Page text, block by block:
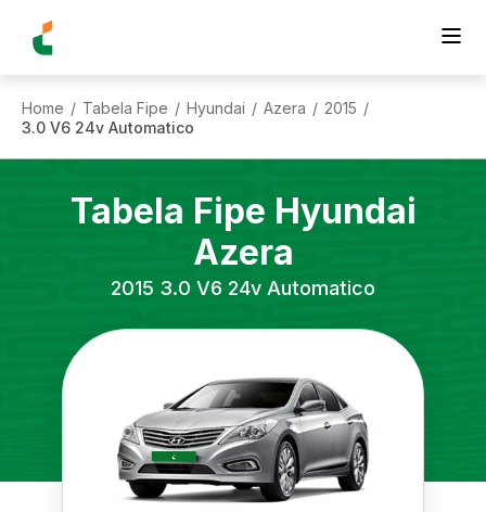
Home / Tabela Fipe / Hyundai / Azera / 2015 /
3.0 V6 24v Automatico
Tabela Fipe Hyundai
Azera
2015 3.0 V6 24v Automatico